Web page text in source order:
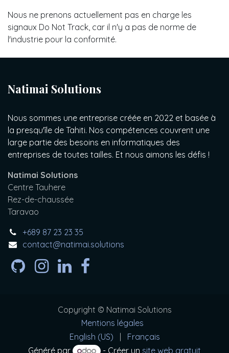
Nous ne prenons actuellement pas en charge les
signaux Do Not Track, car il n'y a pas de norme de
l'industrie pour la conformité.
Natimai Solutions
Nous sommes une entreprise créée en 2022 et basée à
la presqu'île de Tahiti. Nos compétences couvrent une
large partie des besoins en informatiques des
entreprises de toutes tailles. Et nous aimons les défis !
Natimai Solutions
Centre Tauhere
Rez-de-chaussée
Taravao
+689 87 23 23 35
contact@natimai.solutions
Copyright © Natimai Solutions
Mentions légales
English (US)
Français
Généré par
- Créer un site web gratuit